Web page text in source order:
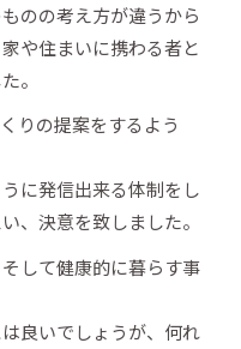
のの考え方が違うから
や住まいに携わる者と
。
りの提案をするよう
に発信出来る体制をし
、決意を致しました。
して健康的に暮らす事
良いでしょうが、何れ